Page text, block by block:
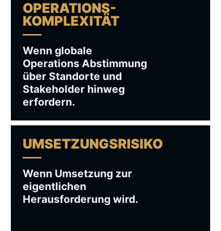
OPERATIONS-
KOMPLEXITÄT
Wenn globale
Operations Abstimmung
über Standorte und
Stakeholder hinweg
erfordern.
UMSETZUNGSRISIKO
Wenn Umsetzung zur
eigentlichen
Herausforderung wird.